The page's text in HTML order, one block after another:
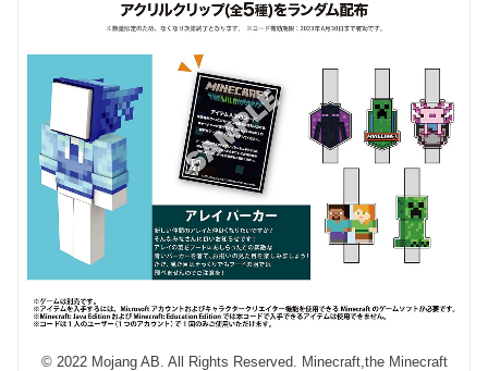
© 2022 Mojang AB. All Rights Reserved. Minecraft,the Minecraft